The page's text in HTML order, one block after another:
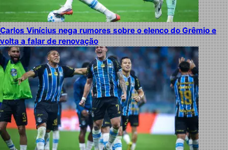
Carlos Vinícius nega rumores sobre o elenco do Grêmio e
volta a falar de renovação